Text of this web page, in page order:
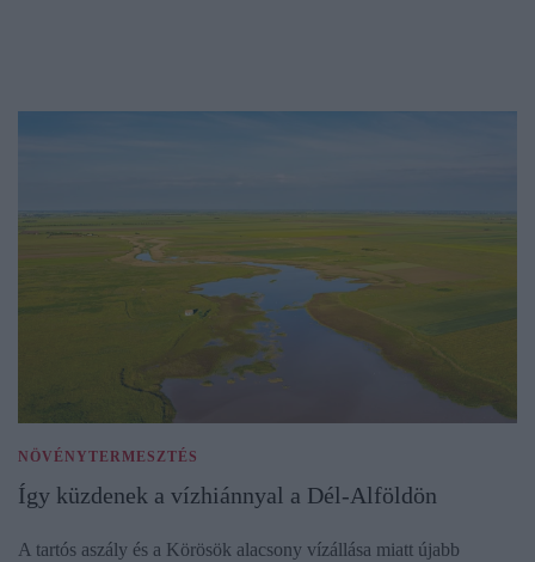
NÖVÉNYTERMESZTÉS
Így küzdenek a vízhiánnyal a Dél-Alföldön
A tartós aszály és a Körösök alacsony vízállása miatt újabb